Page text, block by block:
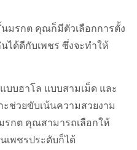
มรกต คุณก็มีตัวเลือกการตั้ง
ได้ดีกับเพชร ซึ่งจะทำให้
บบฮาโล แบบสามเม็ด และ
ะช่วยขับเน้นความสวยงาม
รกต คุณสามารถเลือกให้
เพชรประดับก็ได้